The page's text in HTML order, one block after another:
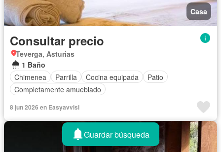
Casa
Consultar precio
Teverga, Asturias
1 Baño
Chimenea
Parrilla Cocina equipada
Patio
Completamente amueblado
8 jun 2026 en Easyavvisi
Guardar búsqueda